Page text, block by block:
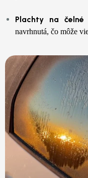
Plachty na čelné
navrhnutá, čo môže